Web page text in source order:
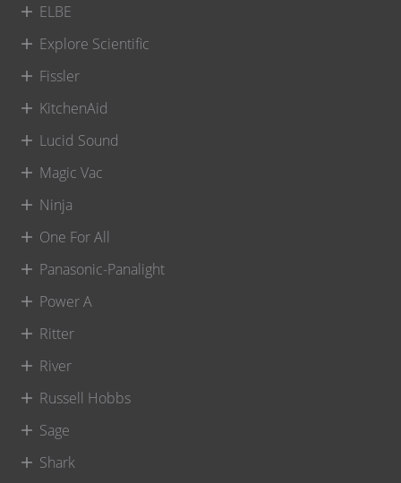
ELBE
Explore Scientific
Fissler
KitchenAid
Lucid Sound
Magic Vac
Ninja
One For All
Panasonic-Panalight
Power A
Ritter
River
Russell Hobbs
Sage
Shark